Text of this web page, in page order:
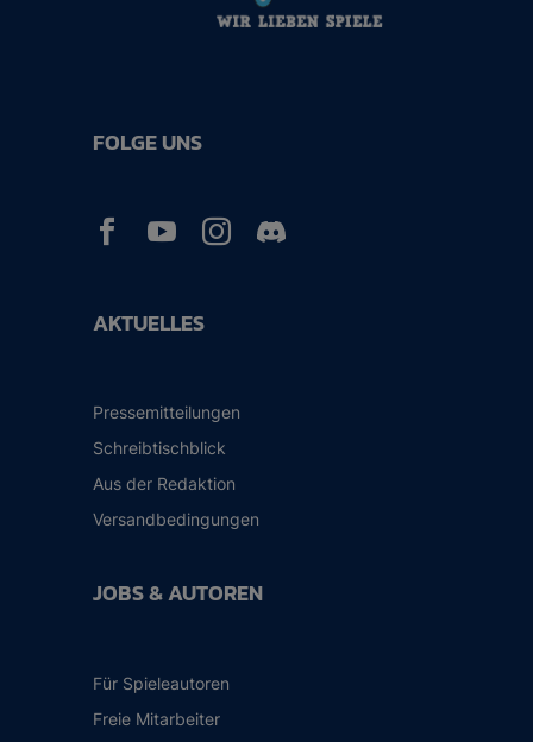
AKTUELLES
Pressemitteilungen
Schreibtischblick
Aus der Redaktion
Versandbedingungen
JOBS & AUTOREN
Für Spieleautoren
Freie Mitarbeiter
FOLGE UNS
  